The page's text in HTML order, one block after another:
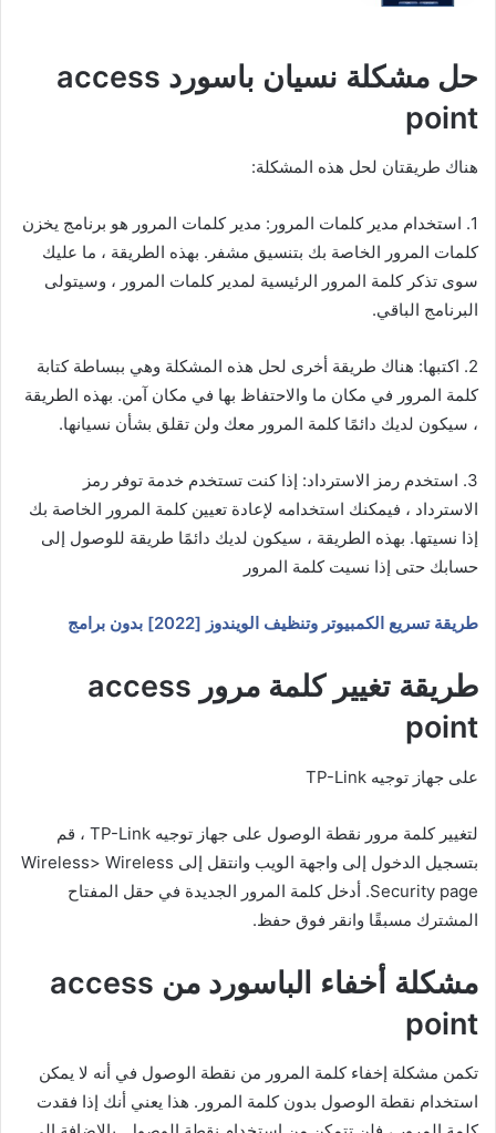
حل مشكلة نسيان باسورد access
point
هناك طريقتان لحل هذه المشكلة:
1. استخدام مدير كلمات المرور: مدير كلمات المرور هو برنامج يخزن
كلمات المرور الخاصة بك بتنسيق مشفر. بهذه الطريقة ، ما عليك
سوى تذكر كلمة المرور الرئيسية لمدير كلمات المرور ، وسيتولى
البرنامج الباقي.
2. اكتبها: هناك طريقة أخرى لحل هذه المشكلة وهي ببساطة كتابة
كلمة المرور في مكان ما والاحتفاظ بها في مكان آمن. بهذه الطريقة
، سيكون لديك دائمًا كلمة المرور معك ولن تقلق بشأن نسيانها.
3. استخدم رمز الاسترداد: إذا كنت تستخدم خدمة توفر رمز
الاسترداد ، فيمكنك استخدامه لإعادة تعيين كلمة المرور الخاصة بك
إذا نسيتها. بهذه الطريقة ، سيكون لديك دائمًا طريقة للوصول إلى
حسابك حتى إذا نسيت كلمة المرور
طريقة تسريع الكمبيوتر وتنظيف الويندوز [2022] بدون برامج
طريقة تغيير كلمة مرور access
point
على جهاز توجيه TP-Link
لتغيير كلمة مرور نقطة الوصول على جهاز توجيه TP-Link ، قم
بتسجيل الدخول إلى واجهة الويب وانتقل إلى Wireless> Wireless
Security page. أدخل كلمة المرور الجديدة في حقل المفتاح
المشترك مسبقًا وانقر فوق حفظ.
مشكلة أخفاء الباسورد من access
point
تكمن مشكلة إخفاء كلمة المرور من نقطة الوصول في أنه لا يمكن
استخدام نقطة الوصول بدون كلمة المرور. هذا يعني أنك إذا فقدت